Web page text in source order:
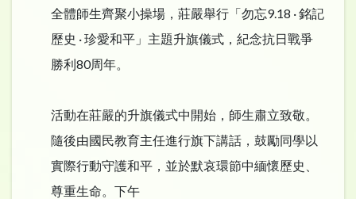
全體師生齊聚小操場，莊嚴舉行「勿忘9.18 · 銘記
歷史 · 珍愛和平」主題升旗儀式，紀念抗日戰爭
勝利80周年。
活動在莊嚴的升旗儀式中開始，師生肅立致敬。
隨後由國民教育主任進行旗下講話，鼓勵同學以
實際行動守護和平，並於默哀環節中緬懷歷史、
尊重生命。下午